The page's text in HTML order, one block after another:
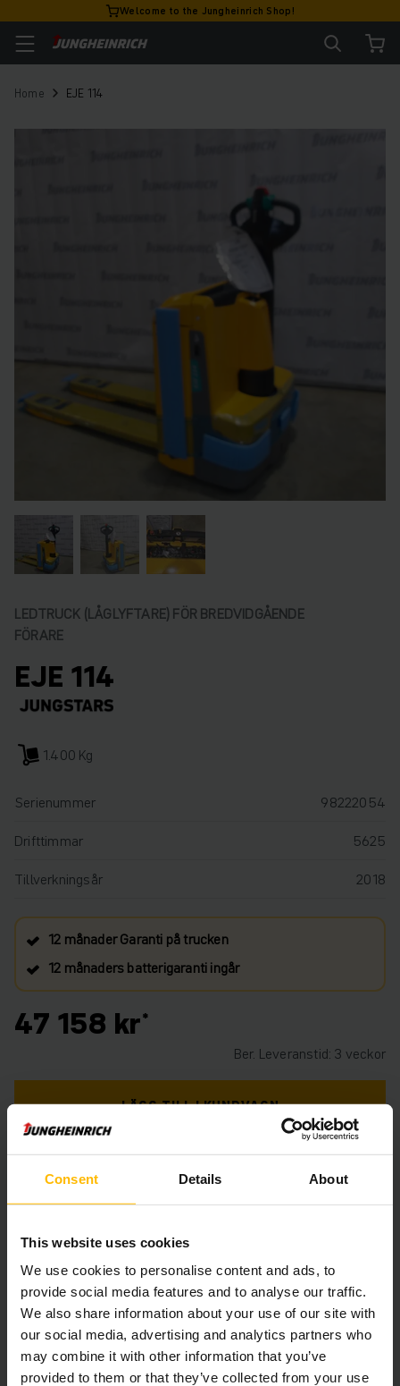
Consent Details About
This website uses cookies
We use cookies to personalise content and ads, to
provide social media features and to analyse our traffic.
We also share information about your use of our site with
our social media, advertising and analytics partners who
may combine it with other information that you’ve
provided to them or that they’ve collected from your use
Welcome to the Jungheinrich Shop!
Home EJE 114
LEDTRUCK (LÅGLYFTARE) FÖR BREDVIDGÅENDE
FÖRARE
EJE 114
1.400 Kg
Serienummer
98222054
Drifttimmar
5625
Tillverkningsår
2018
12 månader Garanti på trucken
12 månaders batterigaranti ingår
47 158 kr
Ber. Leveranstid: 3 veckor
LÄGG TILL I KUNDVAGN
HÄR.
Produktinformation
Följande avsnitt ger en omfattande sammanfattning av
fordonets tekniska specifikationer och utrustning.